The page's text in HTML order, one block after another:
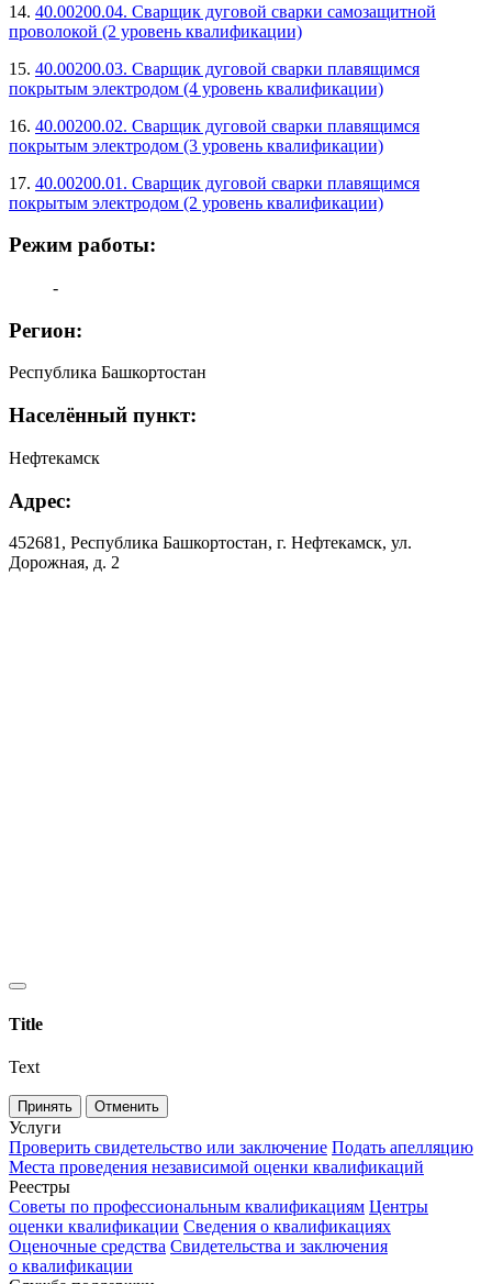
14. 40.00200.04. Сварщик дуговой сварки самозащитной
проволокой (2 уровень квалификации)
15. 40.00200.03. Сварщик дуговой сварки плавящимся
покрытым электродом (4 уровень квалификации)
16. 40.00200.02. Сварщик дуговой сварки плавящимся
покрытым электродом (3 уровень квалификации)
17. 40.00200.01. Сварщик дуговой сварки плавящимся
покрытым электродом (2 уровень квалификации)
Режим работы:
-
Регион:
Республика Башкортостан
Населённый пункт:
Нефтекамск
Адрес:
452681, Республика Башкортостан, г. Нефтекамск, ул.
Дорожная, д. 2
Title
Text
Принять Отменить
Услуги
Проверить свидетельство или заключение Подать апелляцию
Места проведения независимой оценки квалификаций
Реестры
Советы по профессиональным квалификациям Центры
оценки квалификации Сведения о квалификациях
Оценочные средства Свидетельства и заключения
о квалификации